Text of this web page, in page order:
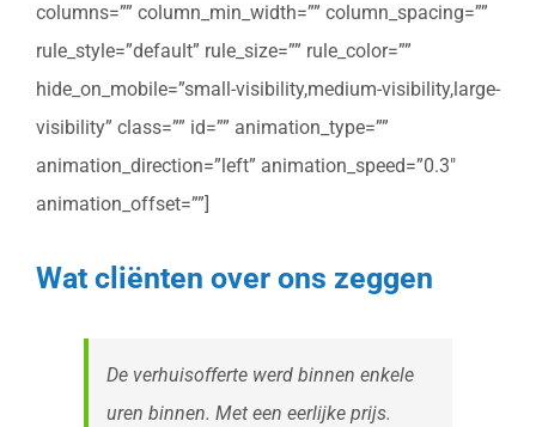
columns=”” column_min_width=”” column_spacing=””
rule_style=”default” rule_size=”” rule_color=””
hide_on_mobile=”small-visibility,medium-visibility,large-
visibility” class=”” id=”” animation_type=””
animation_direction=”left” animation_speed=”0.3″
animation_offset=””]
Wat cliënten over ons zeggen
De verhuisofferte werd binnen enkele
uren binnen. Met een eerlijke prijs.